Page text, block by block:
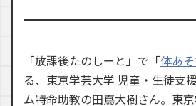
「放課後たのしーと」で「体あ
る、東京学芸大学 児童・生徒支
ム特命助教の田嶌大樹さん。東